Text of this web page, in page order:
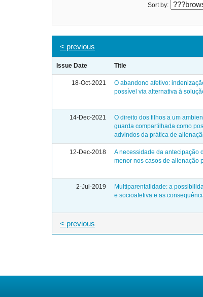
Sort by:
< previous
Issue Date Title
18-Oct-2021
O abandono afetivo:
possível via alternativa à
14-Dec-2021
O direito dos filhos a um
guarda compartilhada como
advindos da prática de
12-Dec-2018
A necessidade da antecipação
menor nos casos de alienação
2-Jul-2019
Multiparentalidade: a
e socioafetiva e as
< previous